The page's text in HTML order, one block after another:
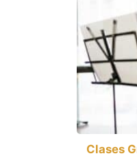
Clases